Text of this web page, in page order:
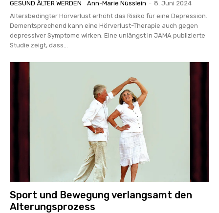
GESUND ÄLTER WERDEN Ann-Marie Nüsslein - 8. Juni 2024
Altersbedingter Hörverlust erhöht das Risiko für eine Depression.
Dementsprechend kann eine Hörverlust-Therapie auch gegen
depressiver Symptome wirken. Eine unlängst in JAMA publizierte
Studie zeigt, dass...
Sport und Bewegung verlangsamt den
Alterungsprozess